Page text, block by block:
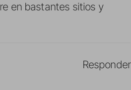
en bastantes sitios y
Responder